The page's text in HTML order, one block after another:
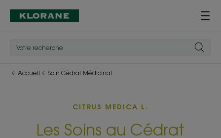
Accueil Soin Cédrat Médicinal
CITRUS MEDICA L.
Les Soins au Cédrat